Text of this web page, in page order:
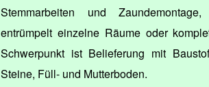
Stemmarbeiten und
entrümpelt einzelne Räume oder
Schwerpunkt ist Belieferung mit
Steine, Füll- und Mutterboden.